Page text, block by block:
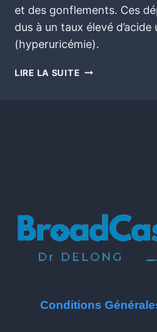
et des gonflements. Ces
dus à un taux élevé
(hyperuricémie).
LIRE LA SUITE
Conditions